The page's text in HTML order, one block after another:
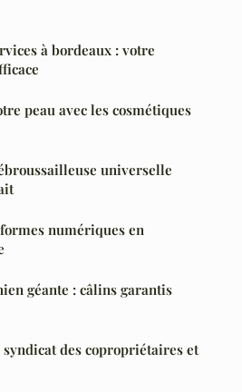
à bordeaux : votre
peau avec les cosmétiques
universelle
numériques en
géante : câlins garantis
des copropriétaires et